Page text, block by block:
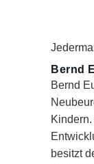
Bernd
Bernd
besitzt